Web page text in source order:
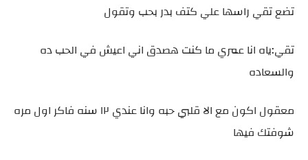
تضع تقي راسها علي كتف بدر بحب وتقول
تقي:ياه انا عمري ما كنت هصدق اني اعيش في الحب ده
والسعاده
معقول اكون مع الا قلبي حبه وانا عندي ١٢ سنه فاكر اول مره
شوفتك فيها